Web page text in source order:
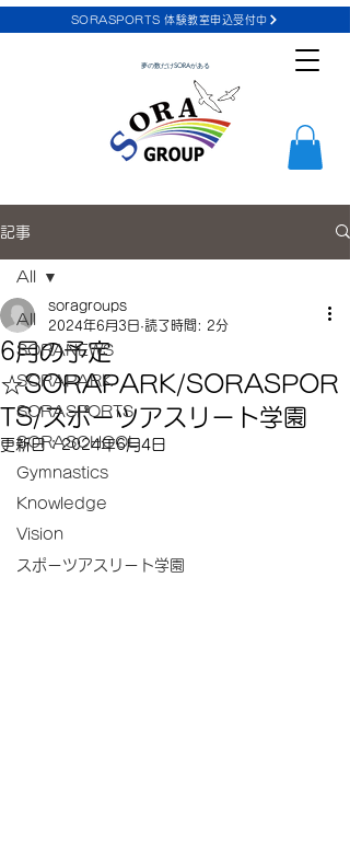
SORASPORTS 体験教室申込受付中
夢の数だけSORAがある
記事
All
SORANEWS
SORAPARK
SORASPORTS
SORASCHOOL
Gymnastics
Knowledge
Vision
スポーツアスリート学園
All
6月の予定
☆SORAPARK/SORASPOR
TS/スポーツアスリート学園
soragroups
2024年6月3日 読了時間: 2分
更新日：2024年6月4日